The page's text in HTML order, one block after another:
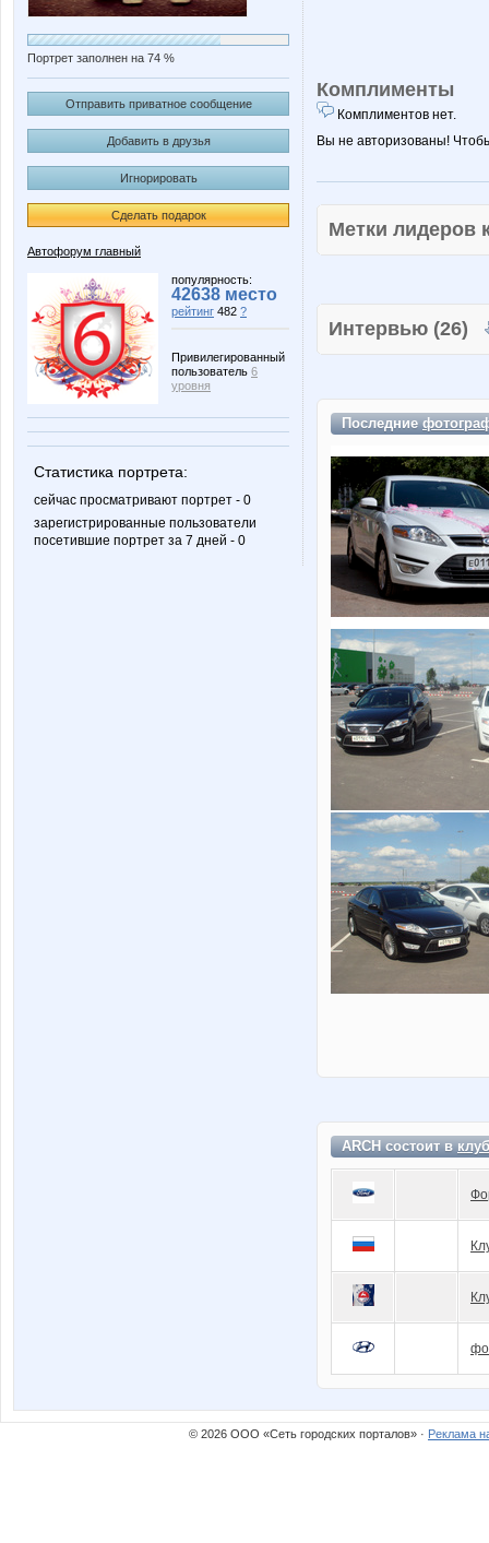
Портрет заполнен на 74 %
Отправить приватное сообщение
Добавить в друзья
Игнорировать
Сделать подарок
Автофорум главный
популярность:
42638 место
рейтинг 482 ?
Привилегированный
пользователь 6
уровня
Статистика портрета:
сейчас просматривают портрет - 0
зарегистрированные пользователи
посетившие портрет за 7 дней - 0
Комплименты
Комплиментов нет.
Вы не авторизованы!
Метки
Интервью (26)
Последние
ARCH состоит в
© 2026 ООО «Сеть городских порталов» · Реклама